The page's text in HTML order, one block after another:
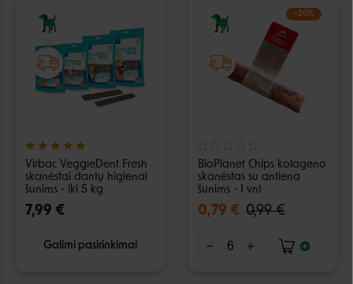
Virbac VeggieDent Fresh
skanėstai dantų higienai
šunims - iki 5 kg
7,99 €
Galimi pasirinkimai
−20%
BioPlanet Chips kolageno
skanėstas su antiena
šunims - 1 vnt
0,79 € 0,99 €